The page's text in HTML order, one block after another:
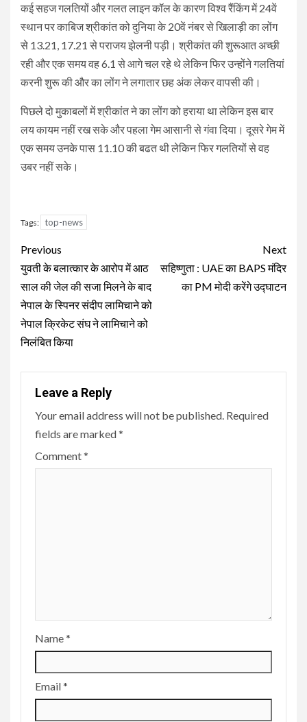
कई सहज गलतियों और गलत लाइन कॉल के कारण विश्व रैंकिंग में 24वें
स्थान पर काबिज श्रीकांत को दुनिया के 20वें नंबर से खिलाड़ी का लोंग
से 13.21, 17.21 से पराजय झेलनी पड़ी। श्रीकांत की शुरूआत अच्छी
रही और एक समय वह 6.1 से आगे चल रहे थे लेकिन फिर उन्होंने गलतियां
करनी शुरू की और का लोंग ने लगातार छह अंक लेकर वापसी की।
पिछले दो मुकाबलों में श्रीकांत ने का लोंग को हराया था लेकिन इस बार
लय कायम नहीं रख सके और पहला गेम आसानी से गंवा दिया। दूसरे गेम में
एक समय उनके पास 11.10 की बढत थी लेकिन फिर गलतियों से वह
उबर नहीं सके।
Tags: top-news
Continue
Reading
Previous
युवती के बलात्कार के आरोप में आठ
साल की जेल की सजा मिलने के बाद
नेपाल के स्पिनर संदीप लामिचाने को
नेपाल क्रिकेट संघ ने लामिचाने को
निलंबित किया
Next
सहिष्णुता : UAE का BAPS मंदिर
का PM मोदी करेंगे उद्घाटन
Leave a Reply
Your email address will not be published. Required
fields are marked*
Comment*
Name*
Email*